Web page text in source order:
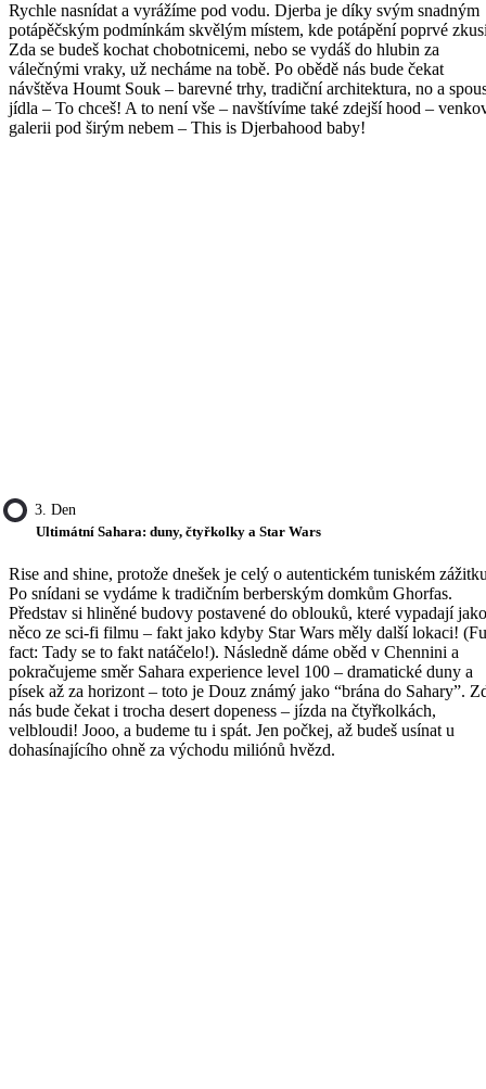
Rychle nasnídat a vyrážíme pod vodu. Djerba je díky svým snadným
potápěčským podmínkám skvělým místem, kde potápění poprvé
Zda se budeš kochat chobotnicemi, nebo se vydáš do hlubin za
válečnými vraky, už necháme na tobě. Po obědě nás bude čekat
návštěva Houmt Souk – barevné trhy, tradiční architektura, no a
jídla – To chceš! A to není vše – navštívíme také zdejší hood –
galerii pod širým nebem – This is Djerbahood baby!
3. Den
Ultimátní Sahara: duny, čtyřkolky a Star Wars
Rise and shine, protože dnešek je celý o autentickém tuniském
Po snídani se vydáme k tradičním berberským domkům Ghorfas.
Představ si hliněné budovy postavené do oblouků, které vypadají jako
něco ze sci-fi filmu – fakt jako kdyby Star Wars měly další lokaci!
fact: Tady se to fakt natáčelo!). Následně dáme oběd v Chennini a
pokračujeme směr Sahara experience level 100 – dramatické duny a
písek až za horizont – toto je Douz známý jako “brána do Sahary”.
nás bude čekat i trocha desert dopeness – jízda na čtyřkolkách,
velbloudi! Jooo, a budeme tu i spát. Jen počkej, až budeš usínat u
dohasínajícího ohně za východu miliónů hvězd.